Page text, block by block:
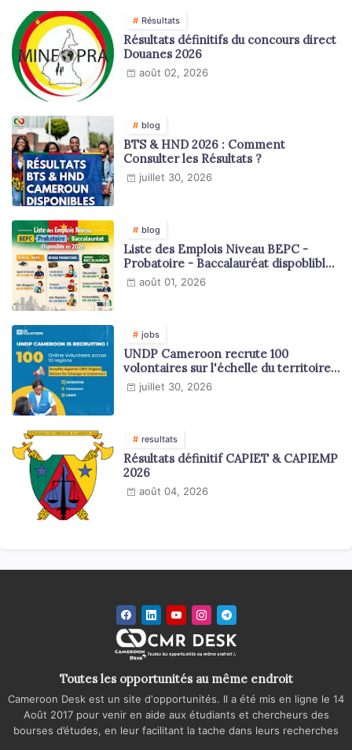
Résultats
Résultats définitifs du concours direct
Douanes 2026
août 02, 2026
blog
BTS & HND 2026 : Comment
Consulter les Résultats ?
juillet 30, 2026
blog
Liste des Emplois Niveau BEPC -
Probatoire - Baccalauréat dispoblible
en 2026
août 01, 2026
jobs
UNDP Cameroon recrute 100
volontaires sur l'échelle du territoire
national
juillet 30, 2026
resultats
Résultats définitif CAPIET & CAPIEMP
2026
août 04, 2026
Toutes les opportunités au même endroit
Cameroon Desk est un site d'opportunités. Il a été mis en ligne le 14
Août 2017 pour venir en aide aux étudiants et chercheurs des
bourses d’études, en leur facilitant la tache dans leurs recherches